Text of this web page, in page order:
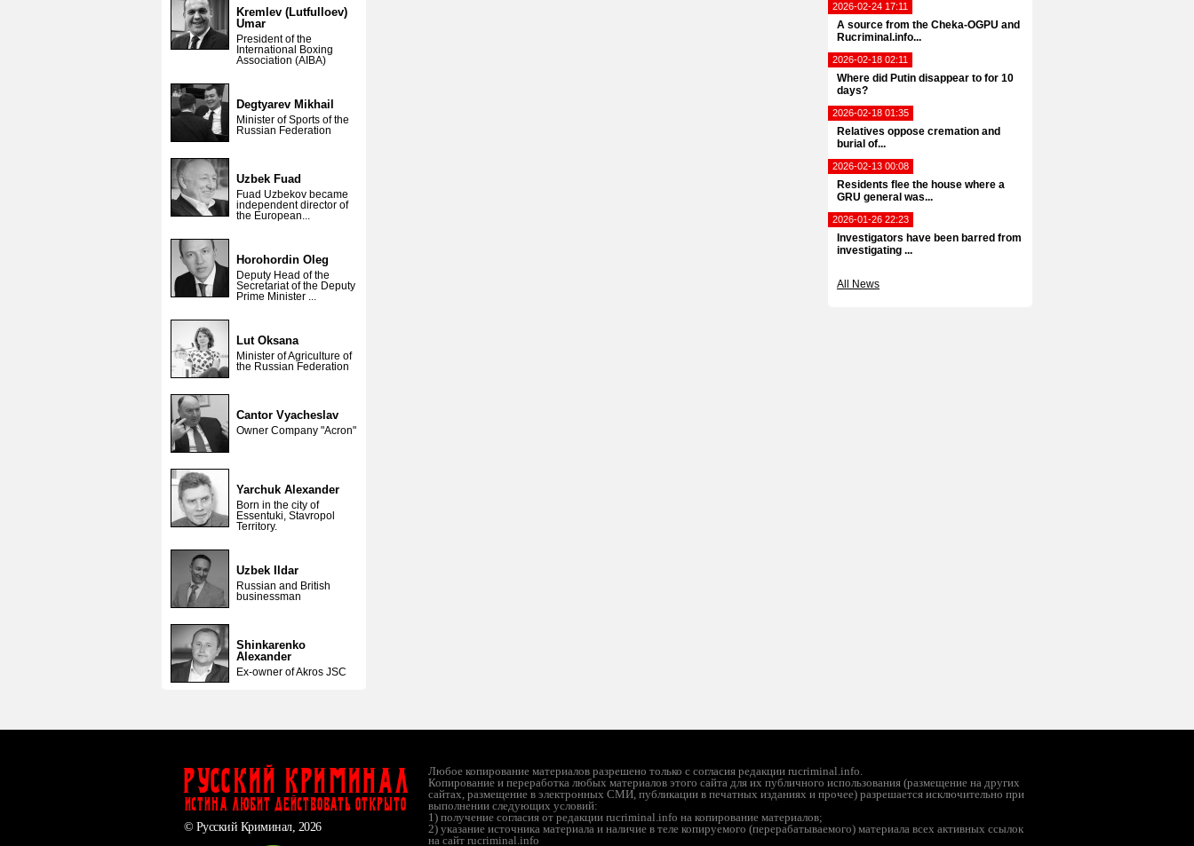
2026-02-24 17:11
A source from the Cheka-OGPU and
Rucriminal.info...
2026-02-18 02:11
Where did Putin disappear to for 10
days?
2026-02-18 01:35
Relatives oppose cremation and
burial of...
2026-02-13 00:08
Residents flee the house where a
GRU general was...
2026-01-26 22:23
Investigators have been barred from
investigating ...
All News
Kremlev (Lutfulloev)
Umar
President of the
International Boxing
Association (AIBA)
Degtyarev Mikhail
Minister of Sports of the
Russian Federation
Uzbek Fuad
Fuad Uzbekov became
independent director of
the European...
Horohordin Oleg
Deputy Head of the
Secretariat of the Deputy
Prime Minister ...
Lut Oksana
Minister of Agriculture of
the Russian Federation
Cantor Vyacheslav
Owner Company "Acron"
Yarchuk Alexander
Born in the city of
Essentuki, Stavropol
Territory.
Uzbek Ildar
Russian and British
businessman
Shinkarenko
Alexander
Ex-owner of Akros JSC
Русский Криминал
ИСТИНА ЛЮБИТ ДЕЙСТВОВАТЬ ОТКРЫТО
© Русский Криминал, 2026
Любое копирование материалов разрешено только с согласия редакции rucriminal.info.
Копирование и переработка любых материалов этого сайта для их публичного использования (размещение на других
сайтах, размещение в электронных СМИ, публикации в печатных изданиях и прочее) разрешается исключительно при
выполнении следующих условий:
1) получение согласия от редакции rucriminal.info на копирование материалов;
2) указание источника материала и наличие в теле копируемого (перерабатываемого) материала всех активных ссылок
на сайт rucriminal.info